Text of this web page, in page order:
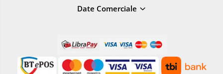
Date Comerciale